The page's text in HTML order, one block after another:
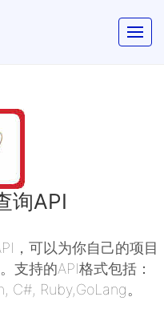
询API
，可以为你自己的项目
支持的API格式包括：
C#, Ruby,GoLang。